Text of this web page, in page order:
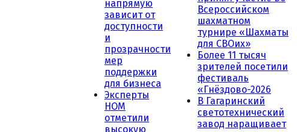
напрямую
зависит от
доступности
и
прозрачности
мер
поддержки
для бизнеса
Эксперты
НОМ
отметили
высокую
Всероссийском
шахматном
турнире «Шахматы
для СВОих»
Более 11 тысяч
зрителей посетили
фестиваль
«Гнёздово-2026
В Гагаринский
светотехнический
завод наращивает